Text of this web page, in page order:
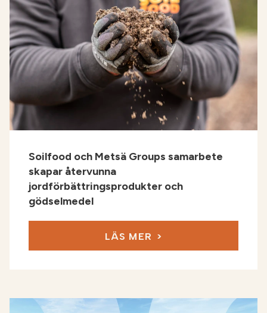
Soilfood och Metsä Groups samarbete
skapar återvunna
jordförbättringsprodukter och
gödselmedel
LÄS MER